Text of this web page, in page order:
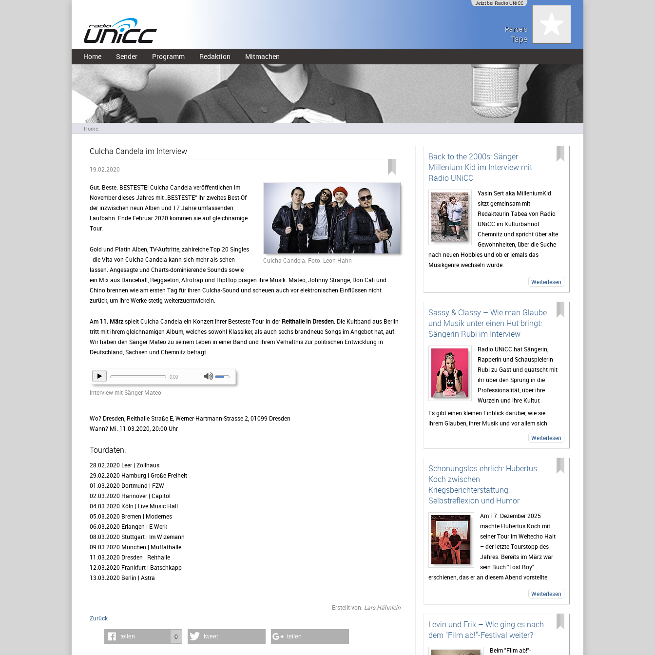
Jetzt bei Radio UNiCC
Parcels
Tape
Home Sender Programm Redaktion Mitmachen
Home
Culcha Candela im Interview
19.02.2020
Culcha Candela. Foto: Leon Hahn
Gut. Beste. BESTESTE! Culcha Candela veröffentlichen im
November dieses Jahres mit „BESTESTE“ ihr zweites Best-Of
der inzwischen neun Alben und 17 Jahre umfassenden
Laufbahn. Ende Februar 2020 kommen sie auf gleichnamige
Tour.
Gold und Platin Alben, TV-Auftritte, zahlreiche Top 20 Singles
- die Vita von Culcha Candela kann sich mehr als sehen
lassen. Angesagte und Charts-dominierende Sounds sowie
ein Mix aus Dancehall, Reggaeton, Afrotrap und HipHop prägen ihre Musik. Mateo, Johnny Strange, Don Cali und
Chino brennen wie am ersten Tag für ihren Culcha-Sound und scheuen auch vor elektronischen Einflüssen nicht
zurück, um ihre Werke stetig weiterzuentwickeln.
Am 11. Märzspielt Culcha Candela ein Konzert ihrer Besteste Tour in der Reithalle in Dresden . Die Kultband aus Berlin
tritt mit ihrem gleichnamigen Album, welches sowohl Klassiker, als auch sechs brandneue Songs im Angebot hat, auf.
Wir haben den Sänger Mateo zu seinem Leben in einer Band und ihrem Verhältnis zur politischen Entwicklung in
Deutschland, Sachsen und Chemnitz befragt.
0:00
Interview mit Sänger Mateo
Wo? Dresden, Reithalle Straße E, Werner-Hartmann-Strasse 2, 01099 Dresden
Wann? Mi. 11.03.2020, 20:00 Uhr
Tourdaten:
28.02.2020 Leer | Zollhaus
29.02.2020 Hamburg | Große Freiheit
01.03.2020 Dortmund | FZW
02.03.2020 Hannover | Capitol
04.03.2020 Köln | Live Music Hall
05.03.2020 Bremen | Modernes
06.03.2020 Erlangen | E-Werk
08.03.2020 Stuttgart | Im Wizemann
09.03.2020 München | Muffathalle
11.03.2020 Dresden | Reithalle
12.03.2020 Frankfurt | Batschkapp
13.03.2020 Berlin | Astra
Erstellt von: Lars Hähnlein
Zurück
teilen 0 tweet teilen
Back to the 2000s: Sänger
Millenium Kid im Interview mit
Radio UNiCC
Yasin Sert aka MilleniumKid
sitzt gemeinsam mit
Redakteurin Tabea von Radio
UNiCC im Kulturbahnof
Chemnitz und spricht über alte
Gewohnheiten, über die Suche
nach neuen Hobbies und ob er jemals das
Musikgenre wechseln würde.
Außerdem: Woher kommt eigentlich der
Künstlername MilleniumKid und was sind seine
Das und mehr erfahrt ihr im Interview - hört gerne
mal rein!
Weiterlesen
Sassy & Classy – Wie man Glaube
und Musik unter einen Hut bringt:
Sängerin Rubi im Interview
Radio UNiCC hat Sängerin,
Rapperin und Schauspielerin
Rubi zu Gast und quatscht mit
ihr über den Sprung in die
Professionalität, über ihre
Wurzeln und ihre Kultur.
Es gibt einen kleinen Einblick darüber, wie sie
ihrem Glauben, ihrer Musik und vor allem sich
selbst treu bleibt und einen Exkurs in die Welt der
Love Languages und welche Person ihr über all
Außerdem: RUBI GEHT IM OKTOBER AUF TOUR!
(Alle Infos dazu gibt’s im Interview – hört gerne
mal rein!)
Weiterlesen
Schonungslos ehrlich: Hubertus
Koch zwischen
Kriegsberichterstattung,
Selbstreflexion und Humor
Am 17. Dezember 2025
machte Hubertus Koch mit
seiner Tour im Weltecho Halt
– der letzte Tourstopp des
Jahres. Bereits im März war
sein Buch "Lost Boy"
erschienen, das er an diesem Abend vorstellte.
außergewöhnliche Weise, schwere und
Kriegsreporter, Sucht und Konsens mit Humor,
Selbstironie und lebendiger Publikumsinteraktion
das wider, was auch sein Buch ausmacht:
Weiterlesen
Levin und Erik – Wie ging es nach
dem "Film ab!"-Festival weiter?
Beim "Film ab!"-